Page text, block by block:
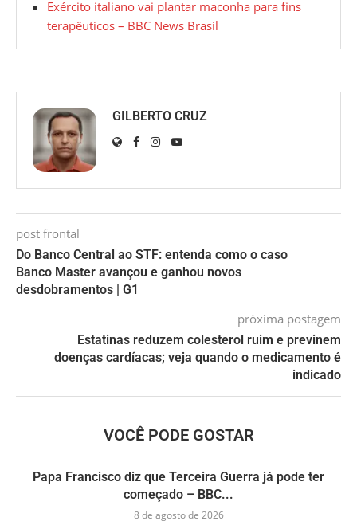
Exército italiano vai plantar maconha para fins
terapêuticos – BBC News Brasil
GILBERTO CRUZ
post frontal
Do Banco Central ao STF: entenda como o caso
Banco Master avançou e ganhou novos
desdobramentos | G1
próxima postagem
Estatinas reduzem colesterol ruim e previnem
doenças cardíacas; veja quando o medicamento é
indicado
VOCÊ PODE GOSTAR
Papa Francisco diz que Terceira Guerra já pode ter
começado – BBC...
8 de agosto de 2026